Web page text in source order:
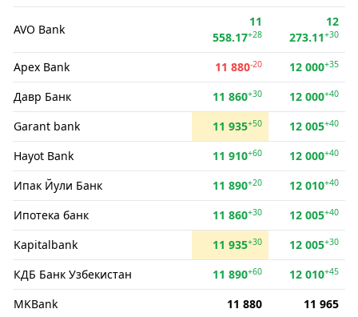
AVO Bank
11
558.17+28
12
273.11+30
Apex Bank 11 880-20 12 000+35
Давр Банк 11 860+30 12 000+40
Garant bank 11 935+50 12 005+40
Hayot Bank 11 910+60 12 000+40
Ипак Йули Банк 11 890+20 12 010+40
Ипотека банк 11 860+30 12 005+40
Kapitalbank 11 935+30 12 005+30
КДБ Банк Узбекистан 11 890+60 12 010+45
MKBank 11 880
11 965